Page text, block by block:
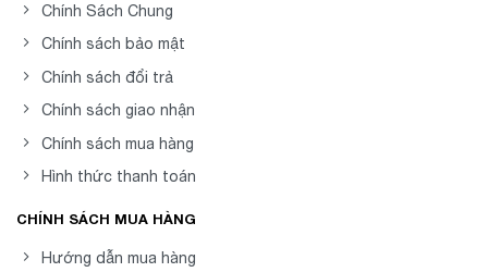
Chính Sách Chung
Chính sách bảo mật
Chính sách đổi trả
Chính sách giao nhận
Chính sách mua hàng
Hình thức thanh toán
CHÍNH SÁCH MUA HÀNG
Hướng dẫn mua hàng